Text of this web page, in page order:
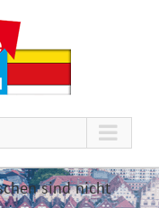
sind nicht